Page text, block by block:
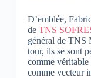
D’emblée,
de TNS
général de TNS
tour, ils se sont
comme
comme vecteur